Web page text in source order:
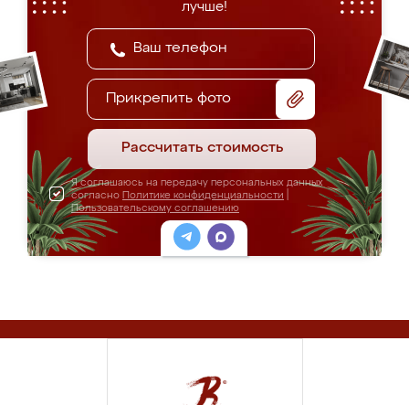
лучше!
Прикрепить фото
Рассчитать стоимость
Я соглашаюсь на передачу персональных данных
согласно Политике конфиденциальности
Пользовательскому соглашению